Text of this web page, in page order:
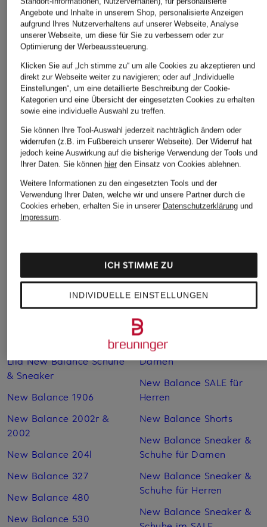
ASICS
Sneaker GT-2160
ab 129,95 €
new balance
Sneaker 740
120 €
new balance
Sneaker 740
Weitere Kategorien
Blaue New Balance
Braune New Balance
Lila New Balance Schuhe
& Sneaker
New Balance 1906
New Balance 2002r &
2002
New Balance 204l
New Balance 327
New Balance 480
New Balance 530
New Balance
Jogginghosen
New Balance Laufschuhe
New Balance rosa
New Balance SALE für
Damen
New Balance SALE für
Herren
New Balance Shorts
New Balance Sneaker &
Schuhe für Damen
New Balance Sneaker &
Schuhe für Herren
New Balance Sneaker &
Angebote und Inhalte in unserem Shop, personalisierte Anzeigen
aufgrund Ihres Nutzerverhaltens auf unserer Webseite, Analyse
unserer Webseite, um diese für Sie zu verbessern oder zur
Optimierung der Werbeaussteuerung.
Klicken Sie auf „Ich stimme zu“ um alle Cookies zu akzeptieren und
direkt zur Webseite weiter zu navigieren; oder auf „Individuelle
Einstellungen“, um eine detaillierte Beschreibung der Cookie-
Kategorien und eine Übersicht der eingesetzten Cookies zu erhalten
sowie eine individuelle Auswahl zu treffen.
Sie können Ihre Tool-Auswahl jederzeit nachträglich ändern oder
widerrufen (z.B. im Fußbereich unserer Webseite). Der Widerruf hat
jedoch keine Auswirkung auf die bisherige Verwendung der Tools und
Ihrer Daten. Sie können hierden Einsatz von Cookies ablehnen.
Weitere Informationen zu den eingesetzten Tools und der
Verwendung Ihrer Daten, welche wir und unsere Partner durch die
Cookies erheben, erhalten Sie in unserer Datenschutzerklärungund
Impressum.
INDIVIDUELLE EINSTELLUNGEN
ICH STIMME ZU